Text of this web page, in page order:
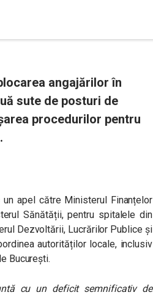
angajărilor în
sute de posturi de
procedurilor pentru
apel către Ministerul Finanțelor
Sănătății, pentru spitalele din
Dezvoltării, Lucrărilor Publice și
autorităților locale, inclusiv
București.
cu un deficit semnificativ de